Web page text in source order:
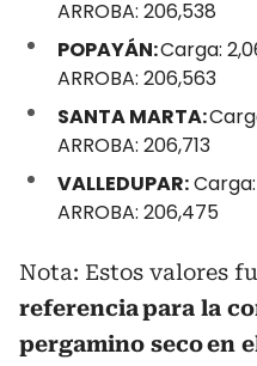
ARROBA: 206,538
POPAYÁN:Carga:
ARROBA: 206,563
SANTA MARTA:
ARROBA: 206,713
VALLEDUPAR:
ARROBA: 206,475
Nota: Estos valores
referencia para la
pergamino seco en